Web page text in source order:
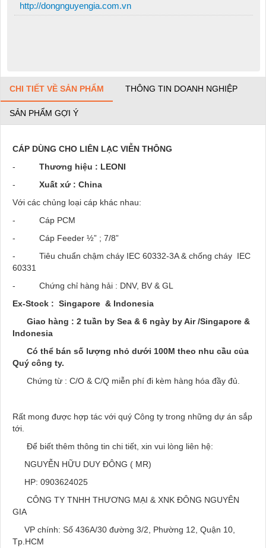
http://dongnguyengia.com.vn
CHI TIẾT VỀ SẢN PHẨM THÔNG TIN DOANH NGHIỆP
SẢN PHẨM GỢI Ý
CÁP DÙNG CHO LIÊN LẠC VIỄN THÔNG
- Thương hiệu : LEONI
- Xuất xứ : China
Với các chủng loại cáp khác nhau:
- Cáp PCM
- Cáp Feeder ½” ; 7/8”
- Tiêu chuẩn chậm cháy IEC 60332-3A & chống cháy IEC
60331
- Chứng chỉ hàng hải : DNV, BV & GL
Ex-Stock : Singapore & Indonesia
Giao hàng : 2 tuần by Sea & 6 ngày by Air /Singapore &
Indonesia
Có thể bán số lượng nhỏ dưới 100M theo nhu cầu của
Quý công ty.
Chứng từ : C/O & C/Q miễn phí đi kèm hàng hóa đầy đủ.
Rất mong được hợp tác với quý Công ty trong những dự án sắp
tới.
Để biết thêm thông tin chi tiết, xin vui lòng liên hệ:
NGUYỄN HỮU DUY ĐÔNG ( MR)
HP: 0903624025
CÔNG TY TNHH THƯƠNG MẠI & XNK ĐÔNG NGUYÊN
GIA
VP chính: Số 436A/30 đường 3/2, Phường 12, Quận 10,
Tp.HCM